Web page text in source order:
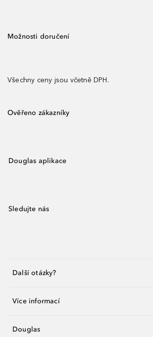
Možnosti doručení
Všechny ceny jsou včetně DPH.
Ověřeno zákazníky
Douglas aplikace
Sledujte nás
Další otázky?
Více informací
Douglas